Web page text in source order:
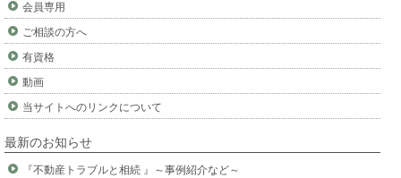
会員専用
ご相談の方へ
有資格
動画
当サイトへのリンクについて
最新のお知らせ
『不動産トラブルと相続 』～事例紹介など～